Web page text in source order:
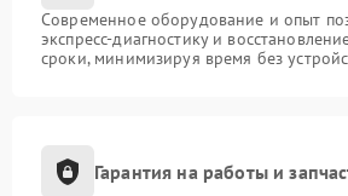
Современное оборудование и опыт
экспресс-диагностику и
сроки, минимизируя время без
Гарантия на работы и